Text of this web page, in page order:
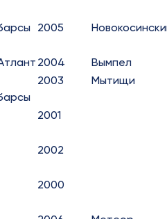
2005
2004
Вымпел
2003 Мытищи
2001
2002
2000